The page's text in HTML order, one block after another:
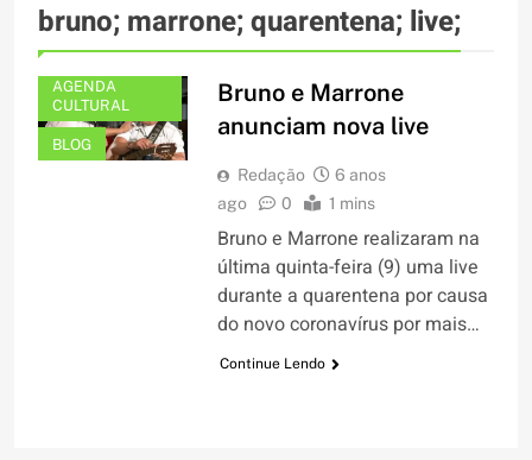
bruno; marrone; quarentena; live;
AGENDA
CULTURAL
BLOG
Bruno e Marrone
anunciam nova live
Redação
6 anos
ago
0 1 mins
Bruno e Marrone realizaram na
última quinta-feira (9) uma live
durante a quarentena por causa
do novo coronavírus por mais…
Continue Lendo